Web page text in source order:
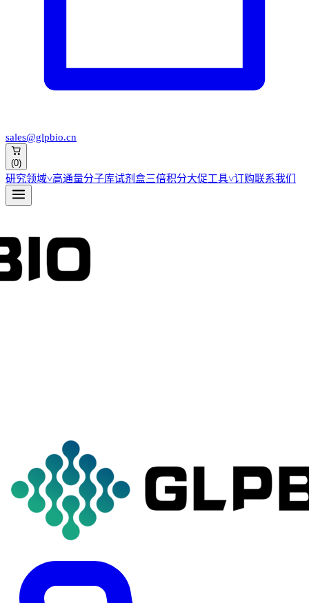
sales@glpbio.cn
(0)
研究领域˅高通量分子库试剂盒三倍积分大促工具˅订购联系我们